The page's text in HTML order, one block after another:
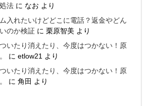
法 に なお より
入れたいけどどこに電話？返金やどん
のか検証 に栗原智美 より
いたり消えたり、今度はつかない！原
にetlow21 より
いたり消えたり、今度はつかない！原
に角田 より